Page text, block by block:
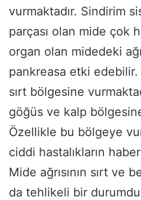
vurmaktadır. Sindirim
parçası olan mide çok
organ olan midedeki
pankreasa etki edebilir.
sırt bölgesine
göğüs ve kalp
Özellikle bu bölgeye
ciddi hastalıkların
Mide ağrısının sırt ve
da tehlikeli bir